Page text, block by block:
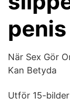
När Sex Gör
Kan Betyda
Utför 15-